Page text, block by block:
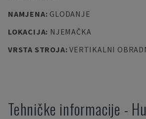
NAMJENA: GLODANJE
LOKACIJA: NJEMAČKA
VRSTA STROJA:VERTIKALNI
Tehničke informacije -